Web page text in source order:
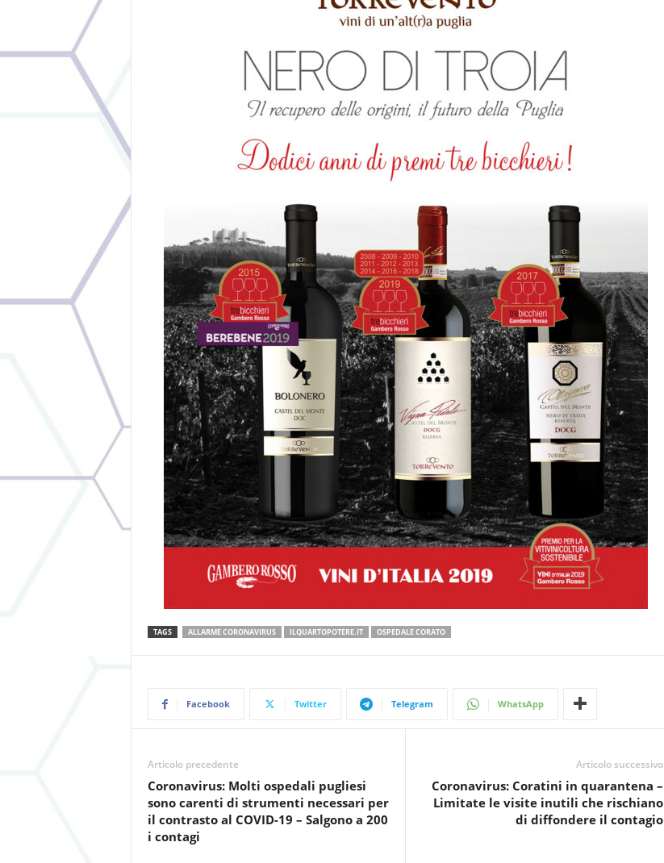
TAGS ALLARME CORONAVIRUS ILQUARTOPOTERE.IT OSPEDALE CORATO
Facebook Twitter Telegram WhatsApp
Articolo precedente
Coronavirus: Molti ospedali pugliesi
sono carenti di strumenti necessari per
il contrasto al COVID-19 – Salgono a 200
i contagi
Articolo successivo
Coronavirus: Coratini in quarantena –
Limitate le visite inutili che rischiano
di diffondere il contagio